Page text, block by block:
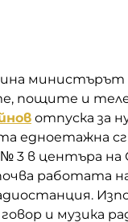
министърът
пощите и
отпуска за
едноетажна
№ 3 в центъра
работата
и музика